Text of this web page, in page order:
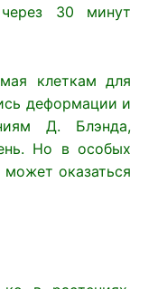
30 минут
клеткам для
деформации и
Д. Блэнда,
Но в особых
оказаться